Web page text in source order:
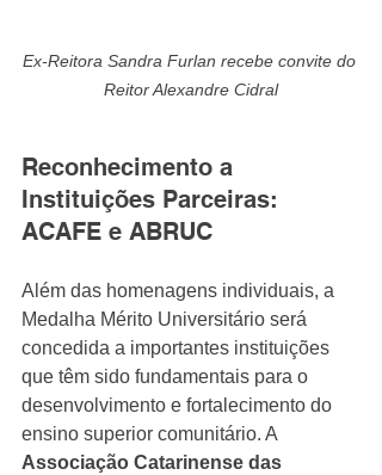
Ex-Reitora Sandra Furlan recebe convite do
Reitor Alexandre Cidral
Reconhecimento a
Instituições Parceiras:
ACAFE e ABRUC
Além das homenagens individuais, a
Medalha Mérito Universitário será
concedida a importantes instituições
que têm sido fundamentais para o
desenvolvimento e fortalecimento do
ensino superior comunitário. A
Associação Catarinense das